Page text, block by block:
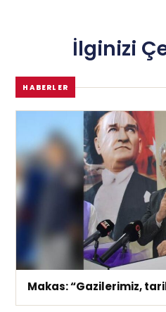
İlginizi
HABERLER
Makas: “Gazilerimiz,